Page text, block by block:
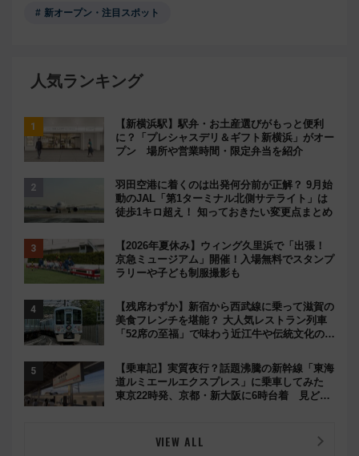
新オープン・注目スポット
人気ランキング
【新横浜駅】駅弁・お土産選びがもっと便利
に？「プレシャスデリ＆ギフト新横浜」がオー
プン 場所や営業時間・限定弁当を紹介
羽田空港に着くのは出発何分前が正解？ 9月始
動のJAL「第1ターミナル北側サテライト」は
徒歩1キロ超え！ 知っておきたい変更点まとめ
【2026年夏休み】ウィング久里浜で「出張！
京急ミュージアム」開催！入場無料でスタンプ
ラリーや子ども制服撮影も
【残席わずか】新宿から西武線に乗って滋賀の
美食フレンチを堪能？ 大人気レストラン列車
「52席の至福」で味わう近江牛や伝統文化の特
【乗車記】実質夜行？話題沸騰の新幹線「東海
道ルミエールエクスプレス」に乗車してみた
東京22時発、京都・新大阪に6時台着 見どこ
VIEW ALL